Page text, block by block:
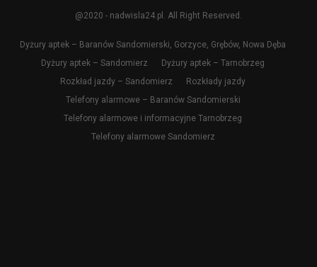
@2020 - nadwisla24.pl. All Right Reserved.
Dyżury aptek – Baranów Sandomierski, Gorzyce, Grębów, Nowa Dęba
Dyżury aptek – Sandomierz
Dyżury aptek – Tarnobrzeg
Rozkład jazdy – Sandomierz
Rozkłady jazdy
Telefony alarmowe – Baranów Sandomierski
Telefony alarmowe i informacyjne Tarnobrzeg
Telefony alarmowe Sandomierz